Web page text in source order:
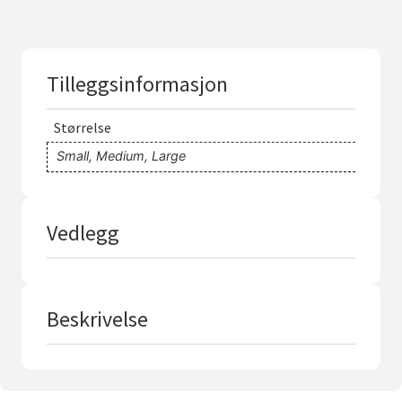
Tilleggsinformasjon
Størrelse
Small, Medium, Large
Vedlegg
Beskrivelse